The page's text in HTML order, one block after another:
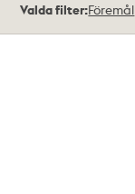
träffar
Valda filter:Föremål